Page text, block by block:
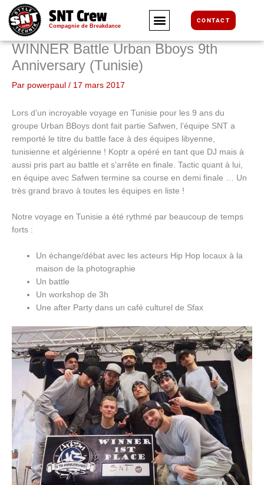
Aller
au
contenu
SNT Crew
Compagnie de Breakdance
CONTACT
WINNER Battle Urban Bboys 9th
Anniversary (Tunisie)
Par powerpaul / 17 mars 2017
Lors d’un incroyable voyage en Tunisie pour les 9 ans du
groupe Urban BBoys dont fait partie Safwen, l’équipe SNT a
remporté le titre du battle face à des équipes libyenne,
tunisienne et algérienne ! Koptr a opéré en tant que DJ mais à
aussi pris part au battle et s’arrête en finale. Tactic quant à lui,
en équipe avec Safwen termine sa course en demi finale … Un
très grand bravo à toutes les équipes en liste !
Notre voyage en Tunisie a été rythmé par beaucoup de temps
forts :
Un échange/débat avec les acteurs Hip Hop locaux à la
maison de la photographie
Un battle
Un workshop de 3h
Une after Party dans un café culturel de Sfax